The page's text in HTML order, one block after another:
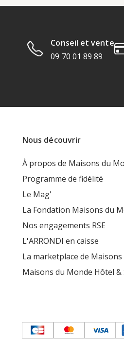
Conseil et vente
09 70 01 89 89
Nous découvrir
À propos de Maisons du
Programme de fidélité
Le Mag'
La Fondation Maisons du
Nos engagements RSE
L'ARRONDI en caisse
La marketplace de
Maisons du Monde Hôtel &